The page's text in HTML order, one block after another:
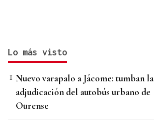
Lo más visto
Nuevo varapalo a Jácome: tumban la
adjudicación del autobús urbano de
Ourense